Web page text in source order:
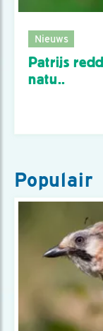
Nieuws
Patrijs
natu..
Populair